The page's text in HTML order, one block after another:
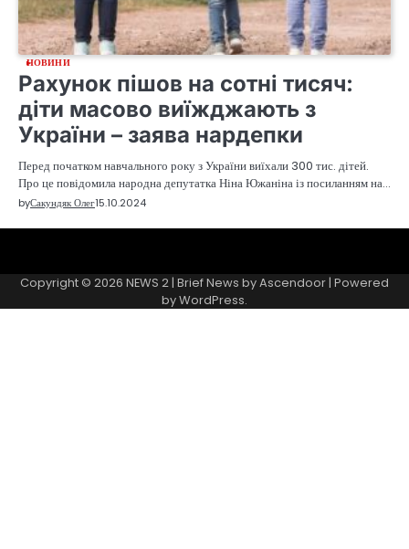
НОВИНИ
Рахунок пішов на сотні тисяч:
діти масово виїжджають з
України – заява нардепки
Перед початком навчального року з України виїхали 300 тис. дітей.
Про це повідомила народна депутатка Ніна Южаніна із посиланням на…
byСакундяк Олег15.10.2024
Page
Copyright © 2026 NEWS 2 | Brief News byAscendoor | Powered
byWordPress.